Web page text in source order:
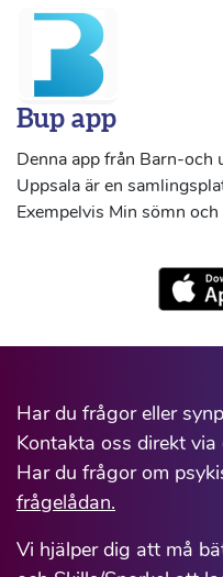
Bup app
Denna app från Barn-
Uppsala är en
Exempelvis Min sömn
Har du frågor eller
Kontakta oss direkt
Har du frågor om
frågelådan.
Vi hjälper dig att må